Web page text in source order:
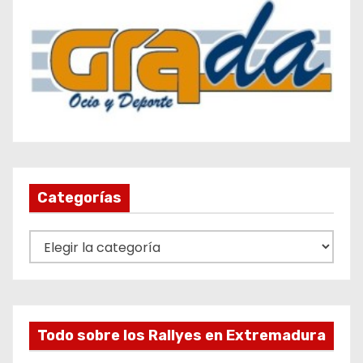
Categorías
a
o
Todo sobre los Rallyes en Extremadura